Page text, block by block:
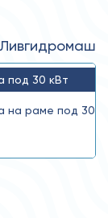
Ливгидромаш
под 30 кВт
на раме под 30